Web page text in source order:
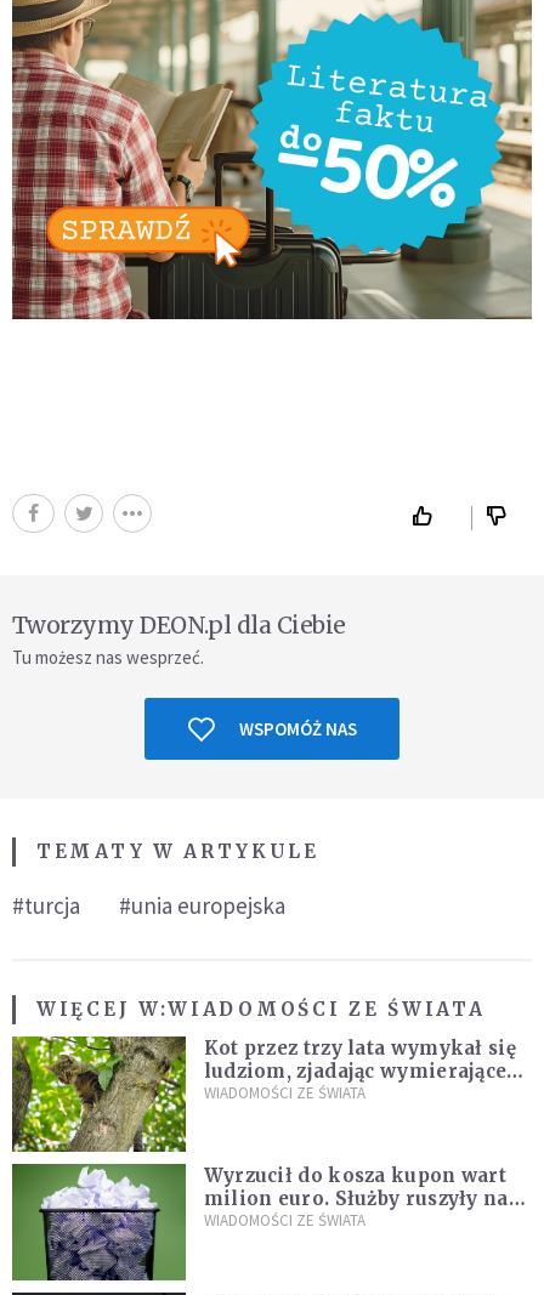
Tworzymy DEON.pl dla Ciebie
Tu możesz nas wesprzeć.
WSPOMÓŻ NAS
TEMATY W ARTYKULE
#turcja #unia europejska
WIĘCEJ W:WIADOMOŚCI ZE ŚWIATA
Kot przez trzy lata wymykał się
ludziom, zjadając wymierające
kaczki. W końcu popełnił
WIADOMOŚCI ZE ŚWIATA
Wyrzucił do kosza kupon wart
milion euro. Służby ruszyły na
poszukiwania
WIADOMOŚCI ZE ŚWIATA